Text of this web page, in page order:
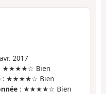
2017
★★★★☆ Bien
: ★★★★☆ Bien
: ★★★★☆ Bien